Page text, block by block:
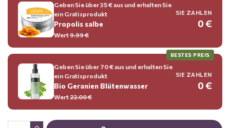
Geben Sie über 35 € aus und erhalten Sie
ein Gratisprodukt
Propolis salbe
Wert9.99 €
SIE ZAHLEN
0 €
BESTES PREIS
Geben Sie über 70 € aus und erhalten Sie
ein Gratisprodukt
Bio Geranien Blütenwasser
Wert22.00 €
SIE ZAHLEN
0 €